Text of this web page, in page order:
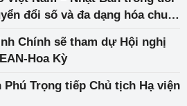
đổi số và đa dạng hóa chuỗi
Chính sẽ tham dự Hội nghị
Hoa Kỳ
Trọng tiếp Chủ tịch Hạ viện